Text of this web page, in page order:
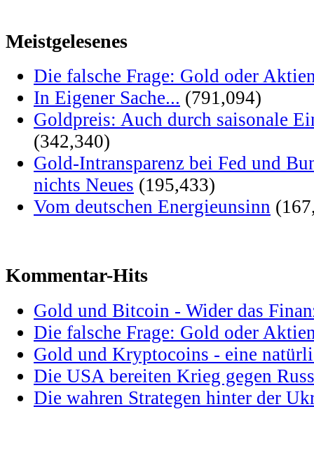
Meistgelesenes
Die falsche Frage: Gold oder
In Eigener Sache... (791,094)
Goldpreis: Auch durch saisonale
(342,340)
Gold-Intransparenz bei Fed und
nichts Neues (195,433)
Vom deutschen Energieunsinn
Kommentar-Hits
Gold und Bitcoin - Wider das
Die falsche Frage: Gold oder
Gold und Kryptocoins - eine
Die USA bereiten Krieg gegen
Die wahren Strategen hinter der